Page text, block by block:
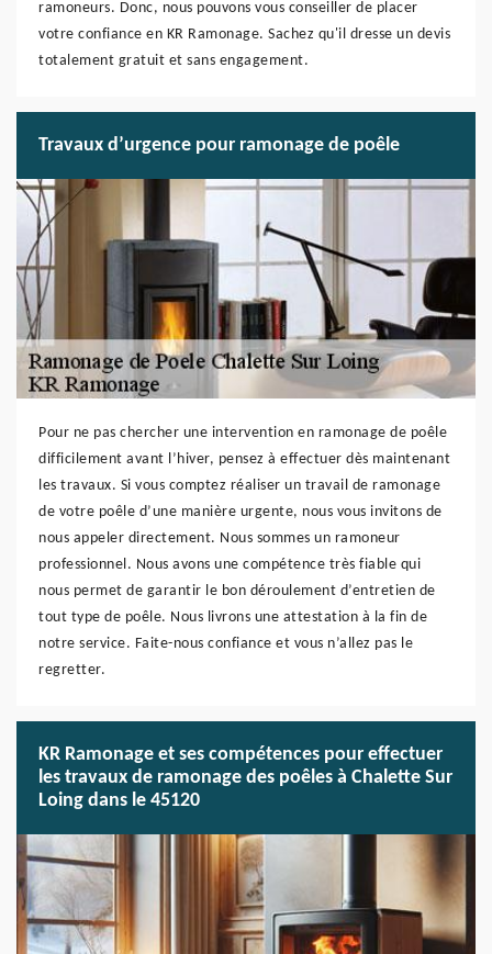
ramoneurs. Donc, nous pouvons vous conseiller de placer
votre confiance en KR Ramonage. Sachez qu'il dresse un devis
totalement gratuit et sans engagement.
Travaux d’urgence pour ramonage de poêle
Pour ne pas chercher une intervention en ramonage de poêle
difficilement avant l’hiver, pensez à effectuer dès maintenant
les travaux. Si vous comptez réaliser un travail de ramonage
de votre poêle d’une manière urgente, nous vous invitons de
nous appeler directement. Nous sommes un ramoneur
professionnel. Nous avons une compétence très fiable qui
nous permet de garantir le bon déroulement d’entretien de
tout type de poêle. Nous livrons une attestation à la fin de
notre service. Faite-nous confiance et vous n’allez pas le
regretter.
KR Ramonage et ses compétences pour effectuer
les travaux de ramonage des poêles à Chalette Sur
Loing dans le 45120